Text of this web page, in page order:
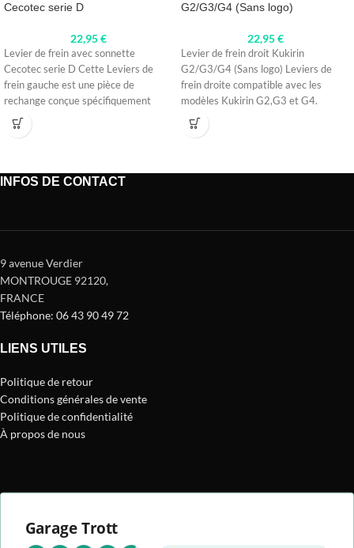
Cecotec serie D
22,95€
Levier de frein avec sonnette
Cecotec serie D Cette Leviers de
frein gauche est une pièce de
rechange conçue spécifiquement
G2/G3/G4 (Sans logo)
22,95€
Levier de frein droit Kukirin
G2/G3/G4 (Sans logo) Leviers de
frein droite compatible avec les
modèles Kukirin G2,G3 et G4.
INFOS DE CONTACT
9 avenue Verdier
MONTROUGE 92120,
FRANCE
Téléphone: 06 43 90 49 72
LIENS UTILES
Politique de retour
Conditions générales de vente
Politique de confidentialité
À propos de nous
Garage Trott